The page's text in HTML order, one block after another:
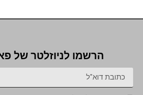
הרשמו לניוזלטר של